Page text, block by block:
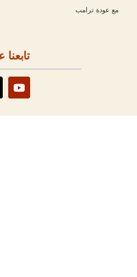
مع عودة ترامب
تابعنا